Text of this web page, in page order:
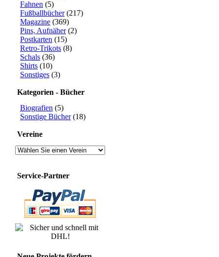
Fahnen (5)
Fußballbücher(217)
Magazine (369)
Pins, Aufnäher(2)
Postkarten (15)
Retro-Trikots (8)
Schals (36)
Shirts (10)
Sonstiges (3)
Kategorien - Bücher
Biografien (5)
Sonstige Bücher(18)
Vereine
Service-Partner